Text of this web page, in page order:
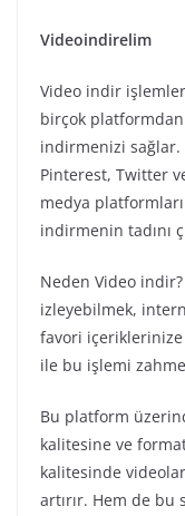
Videoindirelim
Video indir
birçok
indirmenizi sağlar.
Pinterest, Twitter
medya
indirmenin tadını
Neden Video indir?
izleyebilmek,
favori içeriklerinize
ile bu işlemi
Bu platform
kalitesine ve
kalitesinde
artırır. Hem de bu